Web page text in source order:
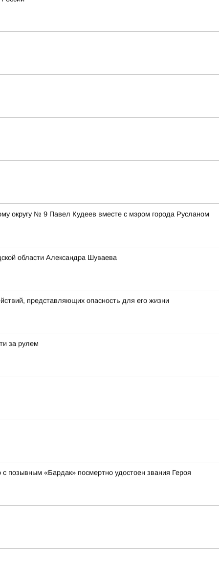
округу № 9 Павел Кудеев вместе с мэром города Русланом
области Александра Шуваева
представляющих опасность для его жизни
за рулем
с позывным «Бардак» посмертно удостоен звания Героя